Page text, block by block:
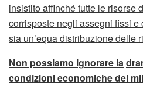
insistito affinché tutte le risorse
corrisposte negli assegni fissi
sia un’equa distribuzione delle
Non possiamo ignorare la
condizioni economiche dei